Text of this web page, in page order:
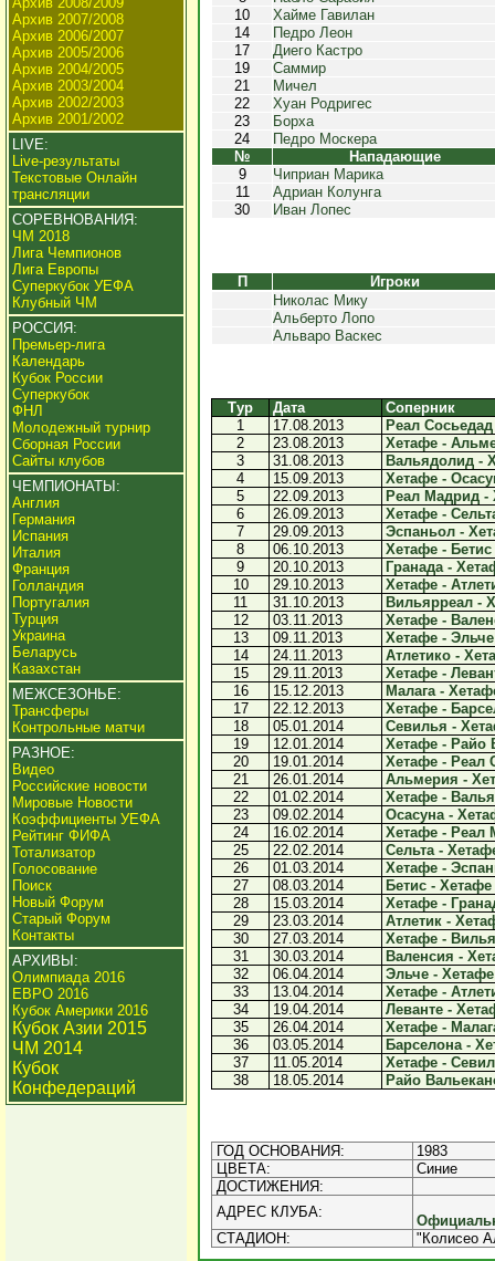
Архив 2007/2008
Архив 2006/2007
Архив 2005/2006
Архив 2004/2005
Архив 2003/2004
Архив 2002/2003
Архив 2001/2002
LIVE:
Live-результаты
Текстовые Онлайн
трансляции
СОРЕВНОВАНИЯ:
ЧМ 2018
Лига Чемпионов
Лига Европы
Суперкубок УЕФА
Клубный ЧМ
РОССИЯ:
Премьер-лига
Календарь
Кубок России
Суперкубок
ФНЛ
Молодежный турнир
Сборная России
Сайты клубов
ЧЕМПИОНАТЫ:
Англия
Германия
Испания
Италия
Франция
Голландия
Португалия
Турция
Украина
Беларусь
Казахстан
МЕЖСЕЗОНЬЕ:
Трансферы
Контрольные матчи
РАЗНОЕ:
Видео
Российские новости
Мировые Новости
Коэффициенты УЕФА
Рейтинг ФИФА
Тотализатор
Голосование
Поиск
Новый Форум
Старый Форум
Контакты
АРХИВЫ:
Олимпиада 2016
ЕВРО 2016
Кубок Америки 2016
Кубок Азии 2015
ЧМ 2014
Кубок
Конфедераций
10
Хайме Гавилан
14
Педро Леон
17
Диего Кастро
19
Саммир
21
Мичел
22
Хуан Родригес
23
Борха
24
Педро Москера
№
Нападающие
9
Чиприан Марика
11
Адриан Колунга
30
Иван Лопес
П
Игроки
Николас Мику
Альберто Лопо
Альваро Васкес
Тур Дата
Соперник
1
17.08.2013
Реал
2
23.08.2013
Хетафе -
3
31.08.2013
Вальядолид -
4
15.09.2013
Хетафе -
5
22.09.2013
Реал Мадрид -
6
26.09.2013
Хетафе -
7
29.09.2013
Эспаньол -
8
06.10.2013
Хетафе - Бетис
9
20.10.2013
Гранада -
10
29.10.2013
Хетафе -
11
31.10.2013
Вильярреал -
12
03.11.2013
Хетафе -
13
09.11.2013
Хетафе -
14
24.11.2013
Атлетико -
15
29.11.2013
Хетафе -
16
15.12.2013
Малага -
17
22.12.2013
Хетафе -
18
05.01.2014
Севилья -
19
12.01.2014
Хетафе - Райо
20
19.01.2014
Хетафе - Реал
21
26.01.2014
Альмерия -
22
01.02.2014
Хетафе -
23
09.02.2014
Осасуна -
24
16.02.2014
Хетафе - Реал
25
22.02.2014
Сельта -
26
01.03.2014
Хетафе -
27
08.03.2014
Бетис - Хетафе
28
15.03.2014
Хетафе -
29
23.03.2014
Атлетик -
30
27.03.2014
Хетафе -
31
30.03.2014
Валенсия -
32
06.04.2014
Эльче -
33
13.04.2014
Хетафе -
34
19.04.2014
Леванте -
35
26.04.2014
Хетафе -
36
03.05.2014
Барселона -
37
11.05.2014
Хетафе -
38
18.05.2014 Райо
ГОД ОСНОВАНИЯ:
1983
ЦВЕТА:
Синие
ДОСТИЖЕНИЯ:
АДРЕС КЛУБА:
СТАДИОН:
"Колисео